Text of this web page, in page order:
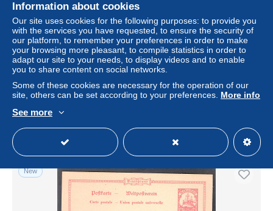
Dt. Kolonien Marianen 1916 Kaiseryacht 5 Mark Mi-Nr.
21B ungebraucht *
± $16.99
Status Professional
New
Information about cookies
Our site uses cookies for the following purposes: to provide you
with the services you have requested, to ensure the security of
our platform, to remember your preferences in order to make
your browsing more pleasant, to compile statistics in order to
adapt our site to your needs, to display videos and to enable
you to share content on social networks.
Some of these cookies are necessary for the operation of our
site, others can be set according to your preferences. More info
See more